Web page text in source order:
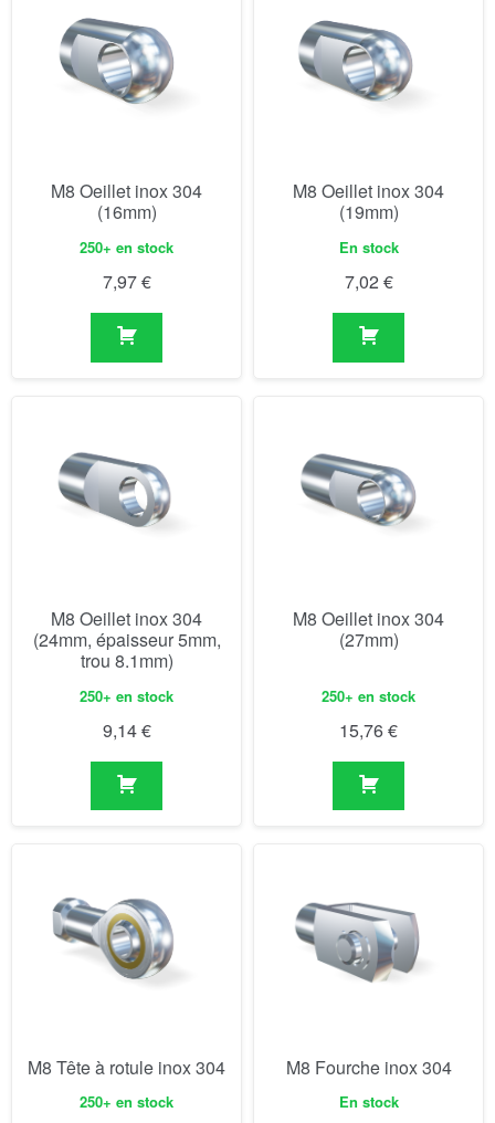
M8 Oeillet inox 304
(16mm)
250+ en stock
7,97€
M8 Oeillet inox 304
(19mm)
En stock
7,02 €
M8 Oeillet inox 304
(24mm, épaisseur 5mm,
trou 8.1mm)
250+ en stock
9,14€
M8 Oeillet inox 304
(27mm)
250+ en stock
15,76€
M8 Tête à rotule inox 304
250+ en stock
M8 Fourche inox 304
En stock